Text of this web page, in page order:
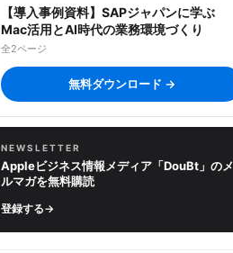
【導入事例資料】SAPジャパンに学ぶ
Mac活用とAI時代の業務環境づくり
全2ページ
無料ダウンロード →
NEWSLETTER
Appleビジネス情報メディア「DouBt」のメ
ルマガを無料購読
登録する→